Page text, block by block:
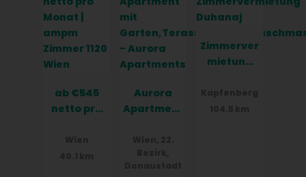
ab €545
netto pro
Monat |
Aurora
Apartment
Zimmerver
mietung